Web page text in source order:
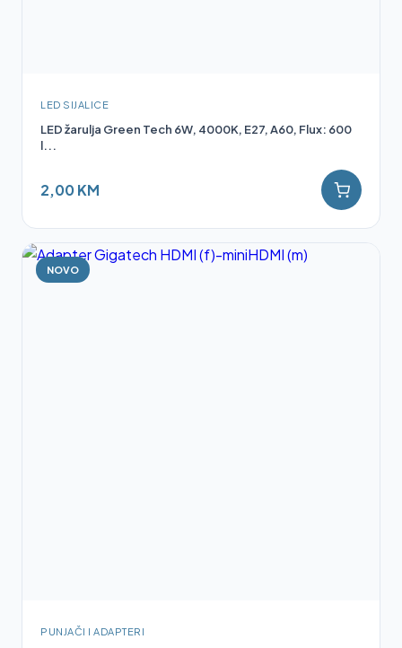
LED SIJALICE
LED žarulja Green Tech 6W, 4000K, E27, A60, Flux: 600
l...
2,00 KM
NOVO
PUNJAČI I ADAPTERI